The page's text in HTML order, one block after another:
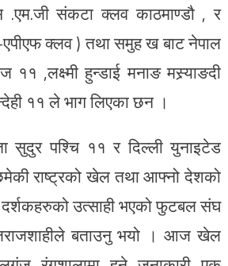
.एम.जी संकटा क्लव काठमाण्डौ , र
क्लव ) तथा समुह ख बाट नेपाल
,लक्ष्मी हुन्डाई मनाङ मस्र्याङदी
११ ले भाग लिएका छन ।
सुदुर पश्चि ११ र दिल्ली युनाइटेड
राष्ट्रको खेल तथा आफ्नो देशको
उत्साही भएको फुटबल संघ
बताउनु भयो । आज खेल